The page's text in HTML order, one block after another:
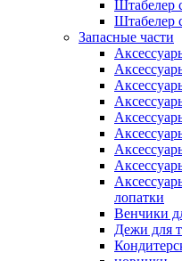
Штабелер
Штабелер
Запасные части
лопатки
Венчики
Дежи для